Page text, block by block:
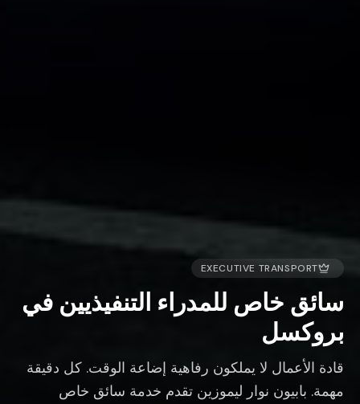
EXECUTIVE TRANSPORT
سائق خاص للمدراء التنفيذيين في
بروكسل
قادة الأعمال لا يملكون رفاهية إضاعة الوقت. كل دقيقة
مهمة. بابيون نوار ليموزين تقدم خدمة سائق خاص